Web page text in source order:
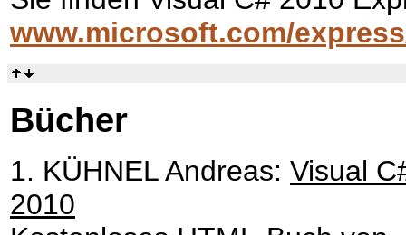
www.microsoft.com/
Bücher
1. KÜHNEL Andreas: Visual
2010